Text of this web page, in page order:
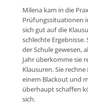
Milena kam in die
Prüfungssituationen
sich gut auf die
schlechte
der Schule gewesen,
Jahr überkomme sie
Klausuren. Sie
einem Blackout und
überhaupt schaffen
sich.